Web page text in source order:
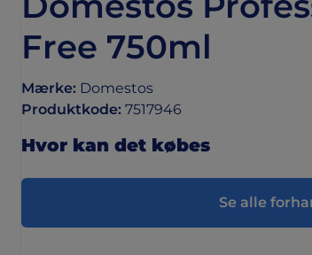
Free 750ml
Mærke: Domestos
Produktkode: 7517946
Hvor kan det købes
Se alle